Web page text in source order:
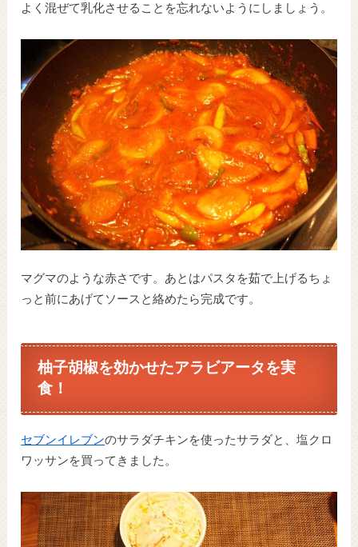
よく混ぜて乳化させることを忘れないようにしましょう。
マグマのような赤さです。あとはパスタを茹で上げるちょ
っと前にあげてソースと絡めたら完成です。
柚子胡椒を効かせたアラビアータを実
食！
セブンイレブンのサラダチキンを使ったサラダと、塩クロ
ワッサンを買ってきました。